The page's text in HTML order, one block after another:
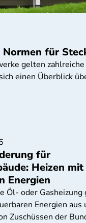
Normen für
gelten
einen Überblick
für
Heizen mit
Energien
Öl- oder Gasheizung
Energien aus
Zuschüssen der